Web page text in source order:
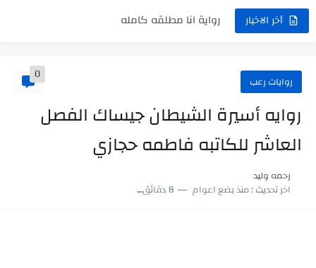
أخر الاخبار
رواية رجعت من السفر فجأه كامله
روايات رعب 0
روايه أسيرة الشيطان جيساك الفصل
العاشر للكاتبه فاطمه حجازي
رحمه وليد
اخر تحديث :منذ بضع اعوام 8 دقائق للقراءة